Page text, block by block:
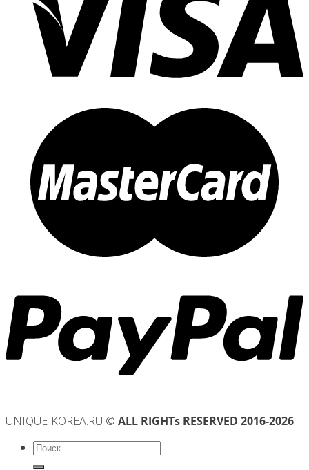
UNIQUE-KOREA.RU © ALL RIGHTs RESERVED 2016-2026
Искать: